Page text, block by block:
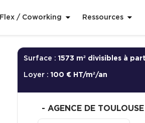
Flex / Coworking Ressources
Surface : 1573 m² divisibles à
Loyer : 100 € HT/m²/an
- AGENCE DE TOULOUSE